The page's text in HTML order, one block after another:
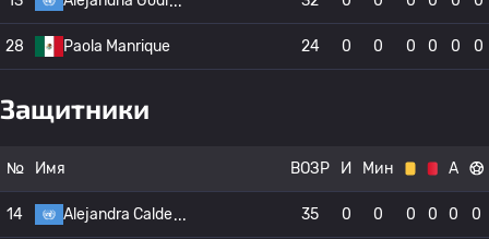
28 Paola Manrique 24 0 0 0 0 0 0
Защитники
№ Имя ВОЗР И Мин А
14 Alejandra Calde 35 0 0 0 0 0 0